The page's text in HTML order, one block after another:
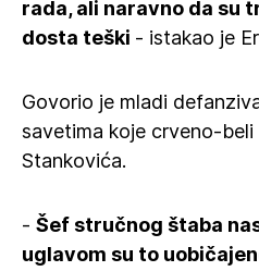
rada, ali naravno da su
dosta teški - istakao je
Govorio je mladi
savetima koje crveno-
Stankovića.
- Šef stručnog štaba
uglavom su to